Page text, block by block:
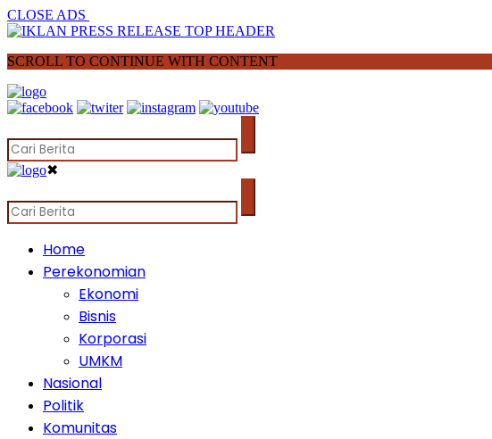
CLOSE ADS
SCROLL TO CONTINUE WITH CONTENT
✖
Home
Perekonomian
Ekonomi
Bisnis
Korporasi
UMKM
Nasional
Politik
Komunitas